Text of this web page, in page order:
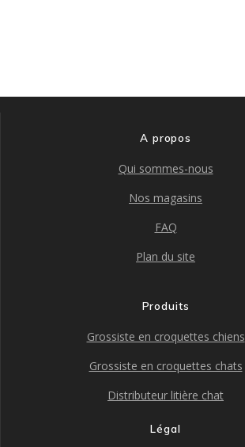
A propos
Qui sommes-nous
Nos magasins
FAQ
Plan du site
Produits
Grossiste en croquettes chiens
Grossiste en croquettes chats
Distributeur litière chat
Légal